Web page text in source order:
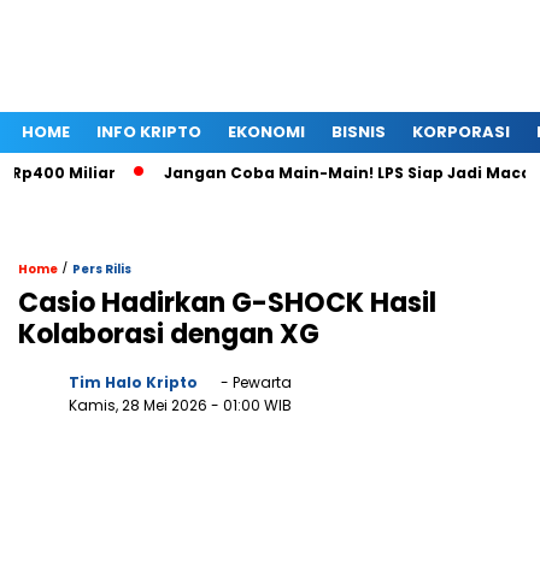
HOME INFO KRIPTO EKONOMI BISNIS KORPORASI
Miliar Jangan Coba Main-Main! LPS Siap Jadi Macan
Home / Pers Rilis
Casio Hadirkan G-SHOCK Hasil
Kolaborasi dengan XG
Tim Halo Kripto
- Pewarta
Kamis, 28 Mei 2026 - 01:00 WIB